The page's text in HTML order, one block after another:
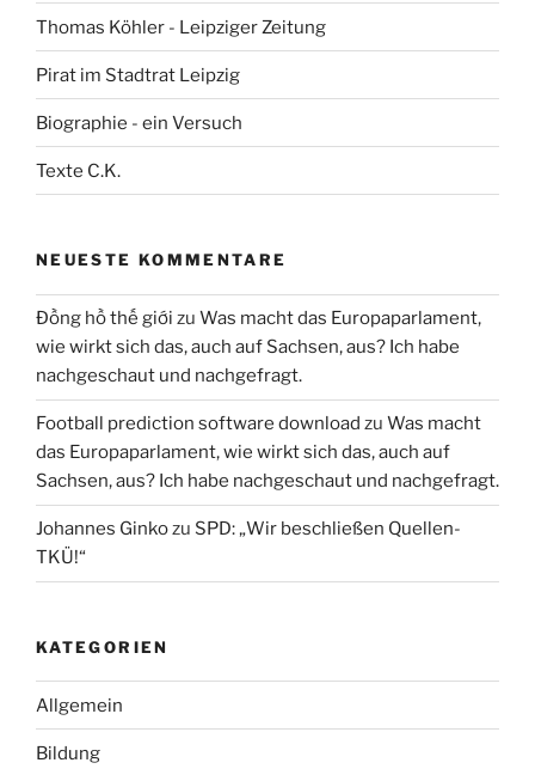
Thomas Köhler - Leipziger Zeitung
Pirat im Stadtrat Leipzig
Biographie - ein Versuch
Texte C.K.
NEUESTE KOMMENTARE
Đồng hồ thế giới zu Was macht das Europaparlament,
wie wirkt sich das, auch auf Sachsen, aus? Ich habe
nachgeschaut und nachgefragt.
Football prediction software download zu Was macht
das Europaparlament, wie wirkt sich das, auch auf
Sachsen, aus? Ich habe nachgeschaut und nachgefragt.
Johannes Ginkozu SPD: „Wir beschließen Quellen-
TKÜ!“
KATEGORIEN
Allgemein
Bildung